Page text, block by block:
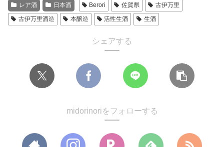
レア酒 日本酒 Berori 佐賀県
古伊万里
古伊万里酒造
本醸造 活性生酒 生酒
シェアする
midorinoriをフォローする